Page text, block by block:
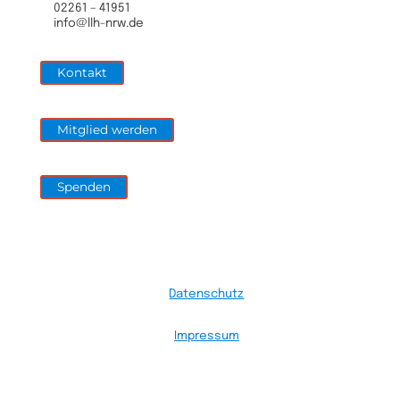
02261 – 41951
info@llh-nrw.de
Kontakt
Mitglied werden
Spenden
Datenschutz
Impressum